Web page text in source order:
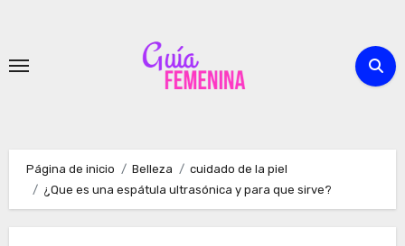
contenido
Página de inicio Belleza
cuidado de la piel
¿Que es una espátula ultrasónica y para que sirve?